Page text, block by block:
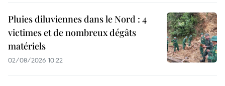
Pluies diluviennes dans le Nord : 4
victimes et de nombreux dégâts
matériels
02/08/2026 10:22